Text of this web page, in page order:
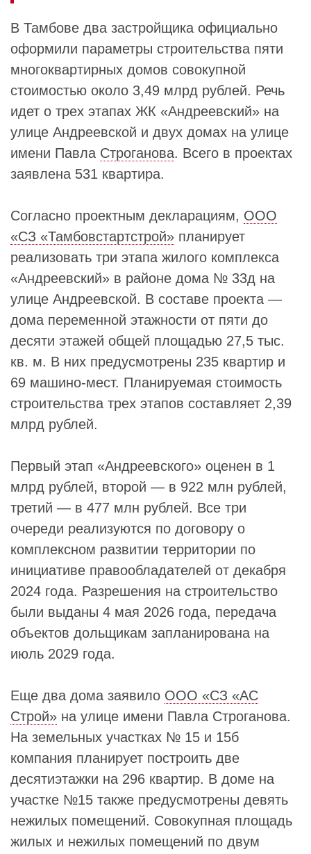
В Тамбове два застройщика официально
оформили параметры строительства пяти
многоквартирных домов совокупной
стоимостью около 3,49 млрд рублей. Речь
идет о трех этапах ЖК «Андреевский» на
улице Андреевской и двух домах на улице
имени Павла Строганова. Всего в проектах
заявлена 531 квартира.
Согласно проектным декларациям, ООО
«СЗ «Тамбовстартстрой» планирует
реализовать три этапа жилого комплекса
«Андреевский» в районе дома № 33д на
улице Андреевской. В составе проекта —
дома переменной этажности от пяти до
десяти этажей общей площадью 27,5 тыс.
кв. м. В них предусмотрены 235 квартир и
69 машино-мест. Планируемая стоимость
строительства трех этапов составляет 2,39
млрд рублей.
Первый этап «Андреевского» оценен в 1
млрд рублей, второй — в 922 млн рублей,
третий — в 477 млн рублей. Все три
очереди реализуются по договору о
комплексном развитии территории по
инициативе правообладателей от декабря
2024 года. Разрешения на строительство
были выданы 4 мая 2026 года, передача
объектов дольщикам запланирована на
июль 2029 года.
Еще два дома заявило ООО «СЗ «АС
Строй» на улице имени Павла Строганова.
На земельных участках № 15 и 15б
компания планирует построить две
десятиэтажки на 296 квартир. В доме на
участке №15 также предусмотрены девять
нежилых помещений. Совокупная площадь
жилых и нежилых помещений по двум